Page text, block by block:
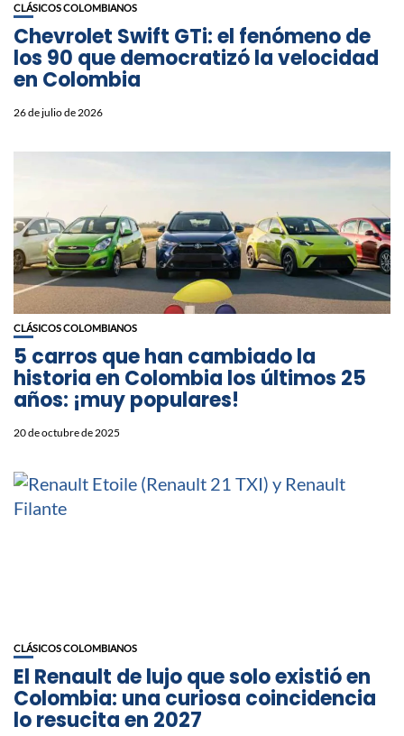
CLÁSICOS COLOMBIANOS
Chevrolet Swift GTi: el fenómeno de
los 90 que democratizó la velocidad
en Colombia
26 de julio de 2026
CLÁSICOS COLOMBIANOS
5 carros que han cambiado la
historia en Colombia los últimos 25
años: ¡muy populares!
20 de octubre de 2025
CLÁSICOS COLOMBIANOS
El Renault de lujo que solo existió en
Colombia: una curiosa coincidencia
lo resucita en 2027